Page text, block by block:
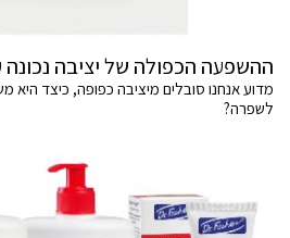
ההשפעה הכפולה של יציבה נכונה
מדוע אנחנו סובלים מיציבה כפופה, כיצד היא
לשפרה?